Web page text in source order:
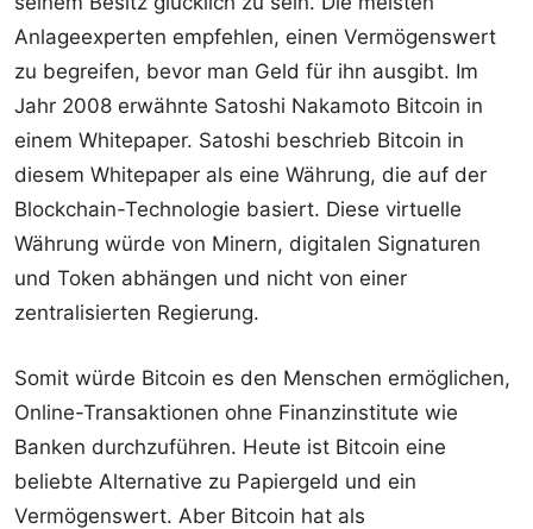
Anlageexperten empfehlen, einen Vermögenswert
zu begreifen, bevor man Geld für ihn ausgibt. Im
Jahr 2008 erwähnte Satoshi Nakamoto Bitcoin in
einem Whitepaper. Satoshi beschrieb Bitcoin in
diesem Whitepaper als eine Währung, die auf der
Blockchain-Technologie basiert. Diese virtuelle
Währung würde von Minern, digitalen Signaturen
und Token abhängen und nicht von einer
zentralisierten Regierung.
Somit würde Bitcoin es den Menschen ermöglichen,
Online-Transaktionen ohne Finanzinstitute wie
Banken durchzuführen. Heute ist Bitcoin eine
beliebte Alternative zu Papiergeld und ein
Vermögenswert. Aber Bitcoin hat als